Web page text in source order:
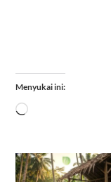
Menyukai ini:
Memuat...